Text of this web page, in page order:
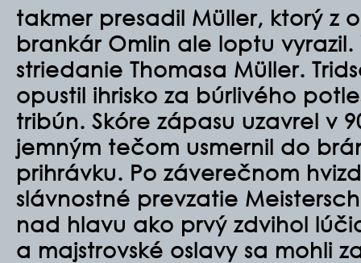
takmer presadil Müller, ktorý z
brankár Omlin ale loptu vyrazil.
striedanie Thomasa Müller.
opustil ihrisko za búrlivého
tribún. Skóre zápasu uzavrel v
jemným tečom usmernil do
prihrávku. Po záverečnom
slávnostné prevzatie
nad hlavu ako prvý zdvihol
a majstrovské oslavy sa mohli